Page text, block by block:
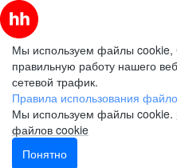
Мы используем файлы cookie,
правильную работу нашего
сетевой трафик.
Правила использования
Мы используем файлы cookie.
файлов cookie
Понятно